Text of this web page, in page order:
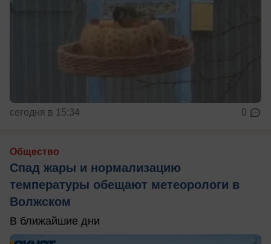
сегодня в 15:34 0
Общество
Спад жары и нормализацию
температуры обещают метеорологи в
Волжском
В ближайшие дни